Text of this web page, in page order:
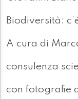
Biodiversità:
A cura di
consulenza
con fotografie